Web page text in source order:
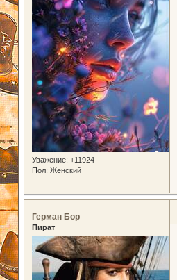
Уважение: +11924
Пол: Женский
Герман Бор
Пират